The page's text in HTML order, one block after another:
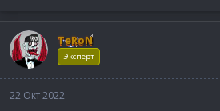
TeRoN
Эксперт
22 Окт 2022